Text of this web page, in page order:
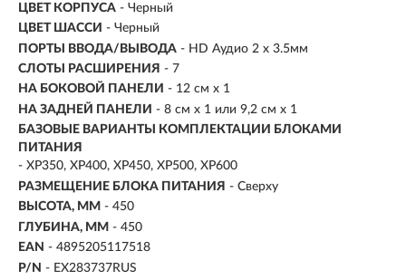
ЦВЕТ КОРПУСА - Черный
ЦВЕТ ШАССИ - Черный
ПОРТЫ ВВОДА/ВЫВОДА - HD Аудио 2 x 3.5мм
СЛОТЫ РАСШИРЕНИЯ - 7
НА БОКОВОЙ ПАНЕЛИ - 12 см x 1
НА ЗАДНЕЙ ПАНЕЛИ - 8 см x 1 или 9,2 см x 1
БАЗОВЫЕ ВАРИАНТЫ КОМПЛЕКТАЦИИ БЛОКАМИ
ПИТАНИЯ
- XP350, XP400, XP450, XP500, XP600
РАЗМЕЩЕНИЕ БЛОКА ПИТАНИЯ - Сверху
ВЫСОТА, ММ - 450
ГЛУБИНА, ММ - 450
EAN - 4895205117518
P/N - EX283737RUS